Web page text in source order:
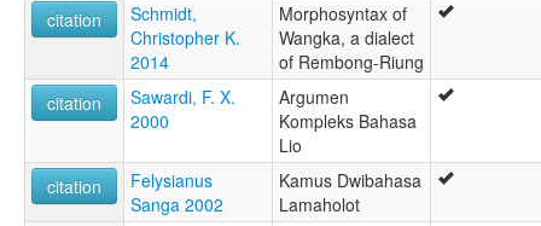
citation
Schmidt,
Christopher K.
2014
Morphosyntax of
Wangka, a dialect
of Rembong-Riung
citation
Sawardi, F. X.
2000
Argumen
Kompleks Bahasa
Lio
citation
Felysianus
Sanga 2002
Kamus Dwibahasa
Lamaholot